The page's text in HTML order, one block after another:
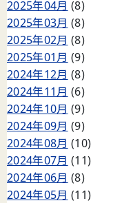
2025年04月 (8)
2025年03月 (8)
2025年02月 (8)
2025年01月 (9)
2024年12月 (8)
2024年11月 (6)
2024年10月 (9)
2024年09月 (9)
2024年08月 (10)
2024年07月 (11)
2024年06月 (8)
2024年05月 (11)